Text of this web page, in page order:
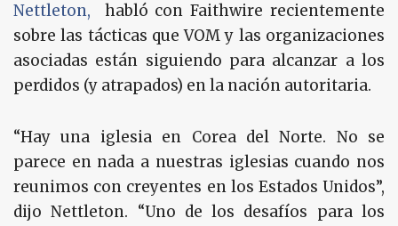
Nettleton, habló con Faithwire recientemente
sobre las tácticas que VOM y las organizaciones
asociadas están siguiendo para alcanzar a los
perdidos (y atrapados) en la nación autoritaria.
“Hay una iglesia en Corea del Norte. No se
parece en nada a nuestras iglesias cuando nos
reunimos con creyentes en los Estados Unidos”,
dijo Nettleton. “Uno de los desafíos para los